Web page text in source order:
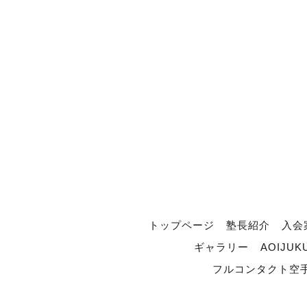
トップページ 塾長紹介
入
ギャラリー
フルコンタクト空